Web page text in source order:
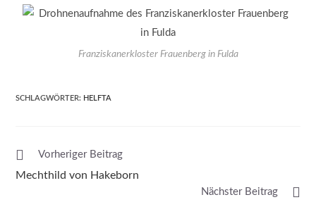
Franziskanerkloster Frauenberg in Fulda
SCHLAGWÖRTER: HELFTA
Vorheriger Beitrag
Mechthild von Hakeborn
Nächster Beitrag